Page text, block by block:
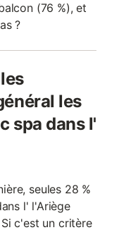
(76 %), et
?
les
spa dans l'
seules 28 %
l' l'Ariège
c'est un critère